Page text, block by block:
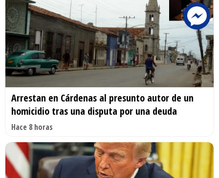
Arrestan en Cárdenas al presunto autor de un
homicidio tras una disputa por una deuda
Hace 8 horas